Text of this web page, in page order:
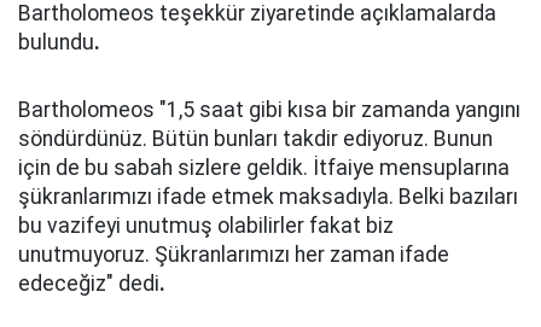
Bartholomeos teşekkür ziyaretinde açıklamalarda
bulundu.
Bartholomeos "1,5 saat gibi kısa bir zamanda yangını
söndürdünüz. Bütün bunları takdir ediyoruz. Bunun
için de bu sabah sizlere geldik. İtfaiye mensuplarına
şükranlarımızı ifade etmek maksadıyla. Belki bazıları
bu vazifeyi unutmuş olabilirler fakat biz
unutmuyoruz. Şükranlarımızı her zaman ifade
edeceğiz" dedi.